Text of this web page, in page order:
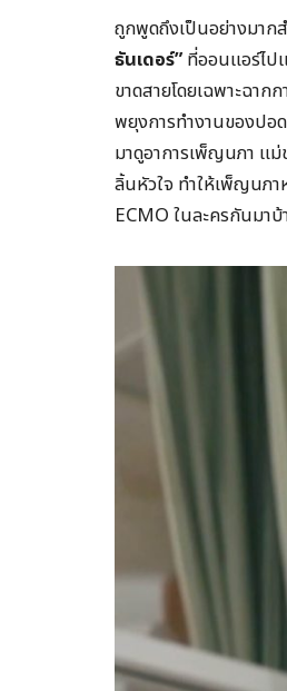
ถูกพูดถึงเป็นอย่างมาก
ธันเดอร์” ที่ออนแอร์ไป
ขาดสายโดยเฉพาะฉากก
พยุงการทำงานของปอ
มาดูอาการเพ็ญนภา แม่
ลิ้นหัวใจ ทำให้เพ็ญนภ
ECMO ในละครกันมา